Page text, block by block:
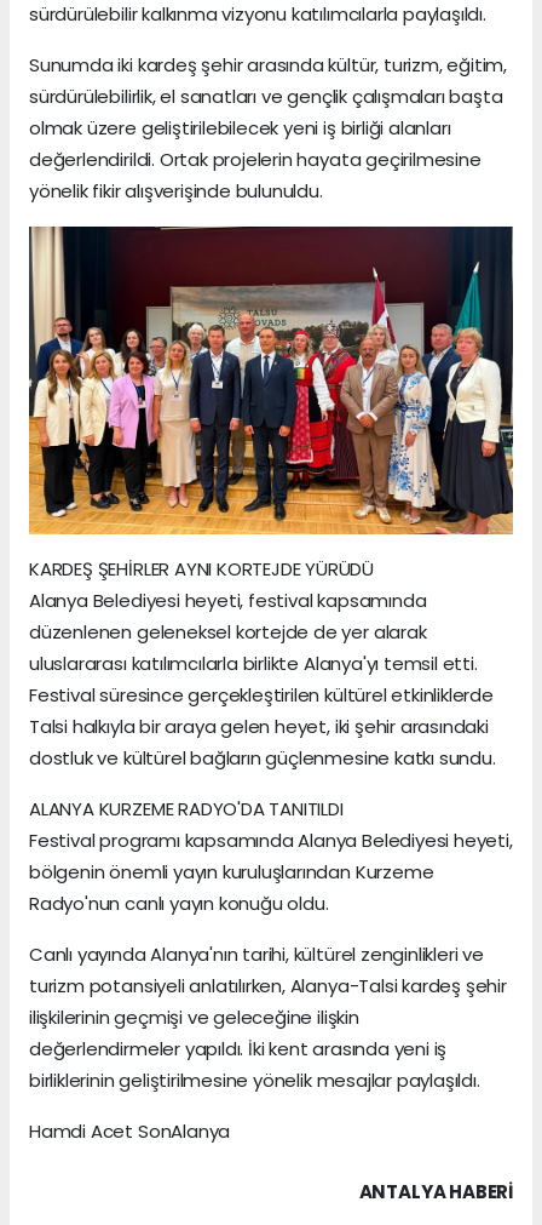
sürdürülebilir kalkınma vizyonu katılımcılarla paylaşıldı.
Sunumda iki kardeş şehir arasında kültür, turizm, eğitim,
sürdürülebilirlik, el sanatları ve gençlik çalışmaları başta
olmak üzere geliştirilebilecek yeni iş birliği alanları
değerlendirildi. Ortak projelerin hayata geçirilmesine
yönelik fikir alışverişinde bulunuldu.
KARDEŞ ŞEHİRLER AYNI KORTEJDE YÜRÜDÜ
Alanya Belediyesi heyeti, festival kapsamında
düzenlenen geleneksel kortejde de yer alarak
uluslararası katılımcılarla birlikte Alanya'yı temsil etti.
Festival süresince gerçekleştirilen kültürel etkinliklerde
Talsi halkıyla bir araya gelen heyet, iki şehir arasındaki
dostluk ve kültürel bağların güçlenmesine katkı sundu.
ALANYA KURZEME RADYO'DA TANITILDI
Festival programı kapsamında Alanya Belediyesi heyeti,
bölgenin önemli yayın kuruluşlarından Kurzeme
Radyo'nun canlı yayın konuğu oldu.
Canlı yayında Alanya'nın tarihi, kültürel zenginlikleri ve
turizm potansiyeli anlatılırken, Alanya-Talsi kardeş şehir
ilişkilerinin geçmişi ve geleceğine ilişkin
değerlendirmeler yapıldı. İki kent arasında yeni iş
birliklerinin geliştirilmesine yönelik mesajlar paylaşıldı.
Hamdi Acet SonAlanya
ANTALYA HABERİ